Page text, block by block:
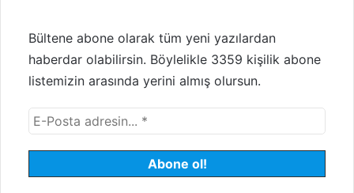
Bültene abone olarak tüm yeni yazılardan
haberdar olabilirsin. Böylelikle 3359 kişilik abone
listemizin arasında yerini almış olursun.